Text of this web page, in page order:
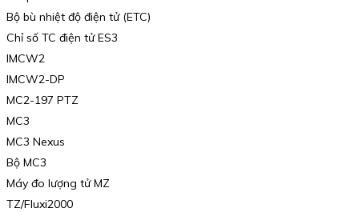
Bộ bù nhiệt độ điện tử (ETC)
Chỉ số TC điện tử ES3
IMCW2
IMCW2-DP
MC2-197 PTZ
MC3
MC3 Nexus
Bộ MC3
Máy đo lượng tử MZ
TZ/Fluxi2000